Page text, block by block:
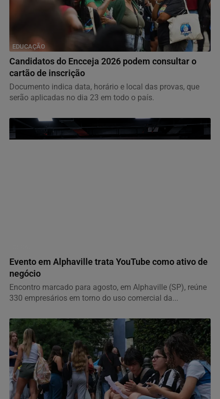
EDUCAÇÃO
Candidatos do Encceja 2026 podem consultar o
cartão de inscrição
Documento indica data, horário e local das provas, que
serão aplicadas no dia 23 em todo o país.
Evento em Alphaville trata YouTube como ativo de
negócio
Encontro marcado para agosto, em Alphaville (SP), reúne
330 empresários em torno do uso comercial da...